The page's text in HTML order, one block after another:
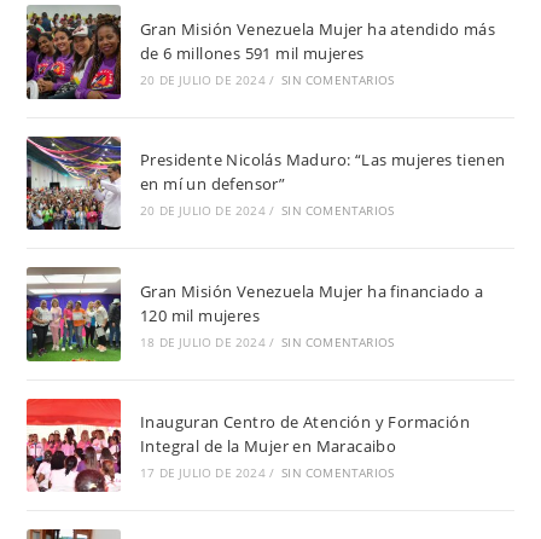
Gran Misión Venezuela Mujer ha atendido más
de 6 millones 591 mil mujeres
20 DE JULIO DE 2024 / SIN COMENTARIOS
Presidente Nicolás Maduro: “Las mujeres tienen
en mí un defensor”
20 DE JULIO DE 2024 / SIN COMENTARIOS
Gran Misión Venezuela Mujer ha financiado a
120 mil mujeres
18 DE JULIO DE 2024 / SIN COMENTARIOS
Inauguran Centro de Atención y Formación
Integral de la Mujer en Maracaibo
17 DE JULIO DE 2024 / SIN COMENTARIOS